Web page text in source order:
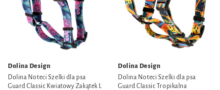
Dolina Design
Dolina Noteci Szelki dla psa
Guard Classic Kwiatowy Zakątek L
Dolina Design
Dolina Noteci Szelki dla psa
Guard Classic Tropikalna